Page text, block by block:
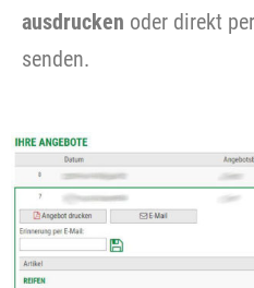
ausdrucken oder direkt per
senden.